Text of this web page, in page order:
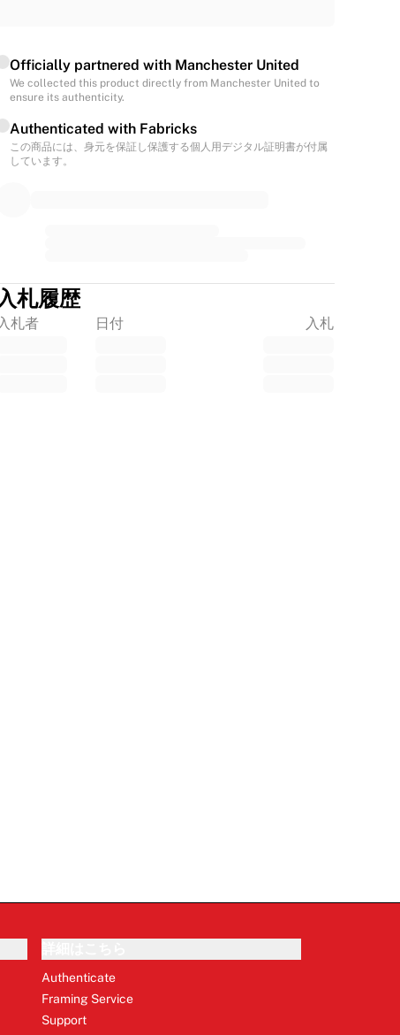
Officially partnered with Manchester United
We collected this product directly from Manchester United to
ensure its authenticity.
Authenticated with Fabricks
この商品には、身元を保証し保護する個人用デジタル証明書が付属
しています。
札履歴
札者 日付 入札
Authenticate
Framing Service
Support